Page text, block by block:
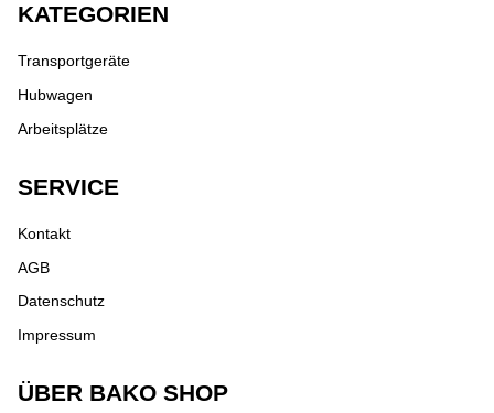
KATEGORIEN
Transportgeräte
Hubwagen
Arbeitsplätze
SERVICE
Kontakt
AGB
Datenschutz
Impressum
ÜBER BAKO SHOP